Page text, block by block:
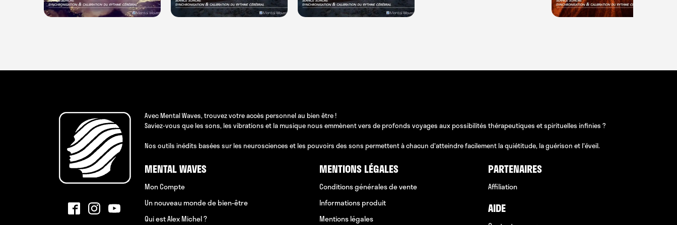
Avec Mental Waves, trouvez votre accès personnel au bien être !
Saviez-vous que les sons, les vibrations et la musique nous emmènent vers de profonds voyages aux possibilités thérapeutiques et spirituelles infinies ?
Nos outils inédits basées sur les neurosciences et les pouvoirs des sons permettent à chacun d'atteindre facilement la quiétitude, la guérison et l'éveil.
MENTAL WAVES
Mon Compte
Un nouveau monde de bien-être
Qui est Alex Michel ?
MENTIONS LÉGALES
Conditions générales de vente
Informations produit
Mentions légales
PARTENAIRES
Affiliation
AIDE